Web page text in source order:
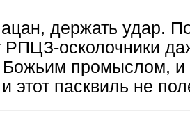
держать удар.
РПЦЗ-осколочники
Божьим промыслом, и
этот пасквиль не